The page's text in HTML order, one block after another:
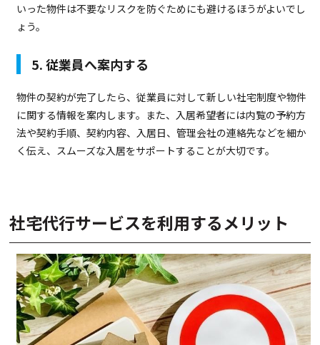
いった物件は不要なリスクを防ぐためにも避けるほうがよいでし
ょう。
5. 従業員へ案内する
物件の契約が完了したら、従業員に対して新しい社宅制度や物件
に関する情報を案内します。また、入居希望者には内覧の予約方
法や契約手順、契約内容、入居日、管理会社の連絡先などを細か
く伝え、スムーズな入居をサポートすることが大切です。
社宅代行サービスを利用するメリット